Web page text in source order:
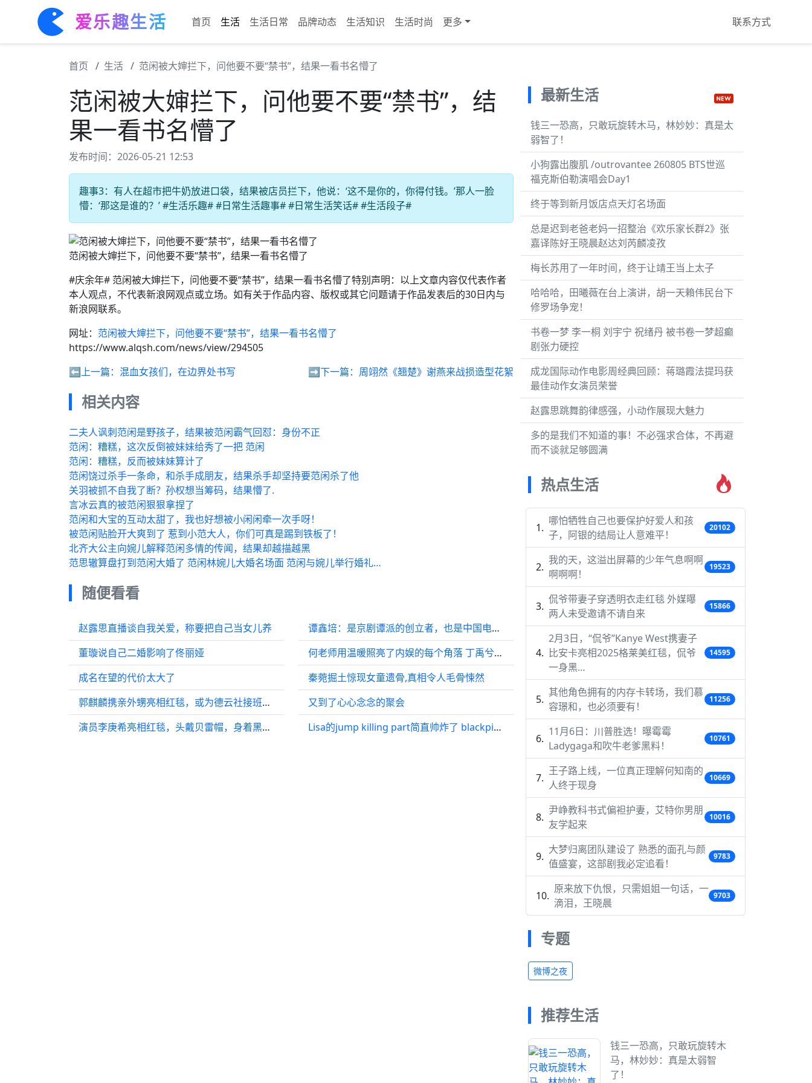
爱乐趣生活 首页 生活 生活日常 品牌动态 生活知识 生活时尚 更多 联系方式
首页 生活 范闲被大婶拦下，问他要不要“禁书”，结果一看书名懵了
范闲被大婶拦下，问他要不要“禁书”，结
果一看书名懵了
发布时间：2026-05-21 12:53
趣事3：有人在超市把牛奶放进口袋，结果被店员拦下，他说：‘这不是你的，你得付钱。’那人一脸
懵：‘那这是谁的？’ #生活乐趣# #日常生活趣事# #日常生活笑话# #生活段子#
范闲被大婶拦下，问他要不要“禁书”，结果一看书名懵了
#庆余年# 范闲被大婶拦下，问他要不要“禁书”，结果一看书名懵了特别声明：以上文章内容仅代表作者
本人观点，不代表新浪网观点或立场。如有关于作品内容、版权或其它问题请于作品发表后的30日内与
新浪网联系。
网址： 范闲被大婶拦下，问他要不要“禁书”，结果一看书名懵了
https://www.alqsh.com/news/view/294505
⬅️上一篇： 混血女孩们，在边界处书写 ➡️下一篇： 周翊然《翘楚》谢燕来战损造型花絮
相关内容
二夫人讽刺范闲是野孩子，结果被范闲霸气回怼：身份不正
范闲：糟糕，这次反倒被妹妹给秀了一把 范闲
范闲：糟糕，反而被妹妹算计了
范闲饶过杀手一条命，和杀手成朋友，结果杀手却坚持要范闲杀了他
关羽被抓不自我了断？孙权想当筹码，结果懵了.
言冰云真的被范闲狠狠拿捏了
范闲和大宝的互动太甜了，我也好想被小闲闲牵一次手呀！
被范闲贴脸开大爽到了 惹到小范大人，你们可真是踢到铁板了！
北齐大公主向婉儿解释范闲多情的传闻，结果却越描越黑
范思辙算盘打到范闲大婚了 范闲林婉儿大婚名场面 范闲与婉儿举行婚礼…
随便看看
赵露思直播谈自我关爱，称要把自己当女儿养
董璇说自己二婚影响了佟丽娅
成名在望的代价太大了
郭麒麟携亲外甥亮相红毯，或为德云社接班铺路
演员李庚希亮相红毯，头戴贝雷帽，身着黑色长裙，微笑点头回应
谭鑫培：是京剧谭派的创立者，也是中国电影史上，第一位电影演员
何老师用温暖照亮了内娱的每个角落 丁禹兮 何炅
秦菀掘土惊现女童遗骨,真相令人毛骨悚然
又到了心心念念的聚会
Lisa的jump killing part简直帅炸了 blackpink演唱会
最新生活
钱三一恐高，只敢玩旋转木马，林妙妙：真是太
弱智了！
小狗露出腹肌 /outrovantee ‪260805 BTS世巡
福克斯伯勒演唱会Day1‬ ‪
终于等到新月饭店点天灯名场面
总是迟到老爸老妈一招整治《欢乐家长群2》张
嘉译陈好王晓晨赵达刘芮麟凌孜
梅长苏用了一年时间，终于让靖王当上太子
哈哈哈，田曦薇在台上演讲，胡一天賴伟民台下
修罗场争宠！
书卷一梦 李一桐 刘宇宁 祝绪丹 被书卷一梦超癫
剧张力硬控
成龙国际动作电影周经典回顾：蒋璐霞法提玛获
最佳动作女演员荣誉
赵露思跳舞韵律感强，小动作展现大魅力
多的是我们不知道的事！不必强求合体，不再避
而不谈就足够圆满
热点生活
哪怕牺牲自己也要保护好爱人和孩
子，阿银的结局让人意难平！
20102
我的天，这溢出屏幕的少年气息啊啊
啊啊啊！
19523
侃爷带妻子穿透明衣走红毯 外媒曝
两人未受邀请不请自来
15866
2月3日，“侃爷”Kanye West携妻子
比安卡亮相2025格莱美红毯，侃爷
一身黑…
14595
其他角色拥有的内存卡转场，我们慕
容璟和，也必须要有！
11256
11月6日：川普胜选！曝霉霉
Ladygaga和吹牛老爹黑料！
10761
王子路上线，一位真正理解何知南的
人终于现身
10669
尹峥教科书式偏袒护妻，艾特你男朋
友学起来
10016
大梦归离团队建设了 熟悉的面孔与颜
值盛宴，这部剧我必定追看！
9783
原来放下仇恨，只需姐姐一句话，一
滴泪，王晓晨
9703
专题
微博之夜
推荐生活
钱三一恐高，只敢玩旋转木
马，林妙妙：真是太弱智
了！